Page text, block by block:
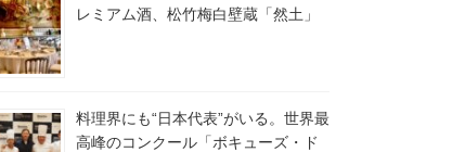
レミアム酒、松竹梅白壁蔵「然土」
料理界にも“日本代表”がいる。世界最
高峰のコンクール「ボキューズ・ド